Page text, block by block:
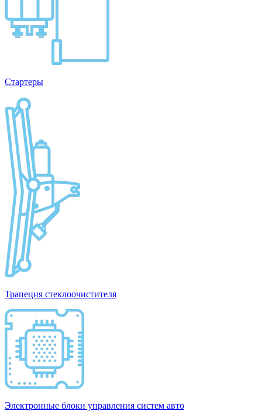
Стартеры
Трапеция стеклоочистителя
Электронные блоки управления систем авто